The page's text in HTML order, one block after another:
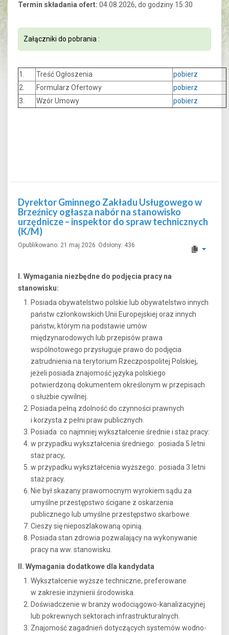
Termin składania ofert: 04.08.2026, do godziny 15:30
Załączniki do pobrania :
1. Treść Ogłoszenia
pobierz
2.
Formularz Ofertowy
pobierz
3.
Wzór Umowy pobierz
Dyrektor Gminnego Zakładu Usługowego w
Brzeźnicy ogłasza nabór na stanowisko
urzędnicze – inspektor do spraw technicznych
(K/M)
Opublikowano: 21 maj 2026 Odsłony: 436
I. Wymagania niezbędne do podjęcia pracy na
stanowisku:
Posiada obywatelstwo polskie lub obywatelstwo innych
państw członkowskich Unii Europejskiej oraz innych
państw, którym na podstawie umów
międzynarodowych lub przepisów prawa
wspólnotowego przysługuje prawo do podjęcia
zatrudnienia na terytorium Rzeczpospolitej Polskiej,
jeżeli posiada znajomość języka polskiego
potwierdzoną dokumentem określonym w przepisach
o służbie cywilnej.
Posiada pełną zdolność do czynności prawnych
i korzysta z pełni praw publicznych.
Posiada co najmniej wykształcenie średnie i staż pracy:
w przypadku wykształcenia średniego: posiada 5 letni
staż pracy,
w przypadku wykształcenia wyższego: posiada 3 letni
staż pracy.
Nie był skazany prawomocnym wyrokiem sądu za
umyślne przestępstwo ścigane z oskarżenia
publicznego lub umyślne przestępstwo skarbowe.
Cieszy się nieposzlakowaną opinią.
Posiada stan zdrowia pozwalający na wykonywanie
pracy na ww. stanowisku.
II. Wymagania dodatkowe dla kandydata
Wykształcenie wyższe techniczne, preferowane
w zakresie inżynierii środowiska.
Doświadczenie w branży wodociągowo-kanalizacyjnej
lub pokrewnych sektorach infrastrukturalnych.
Znajomość zagadnień dotyczących systemów wodno-